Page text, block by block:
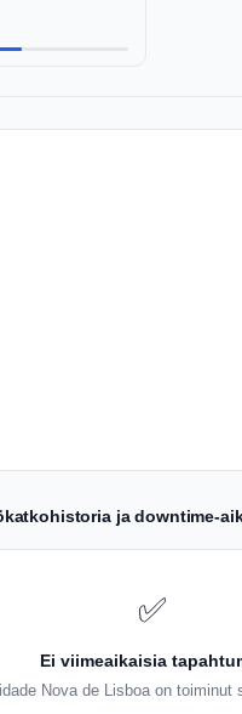
ja downtime-
✅
Ei viimeaikaisia
Nova de Lisboa on